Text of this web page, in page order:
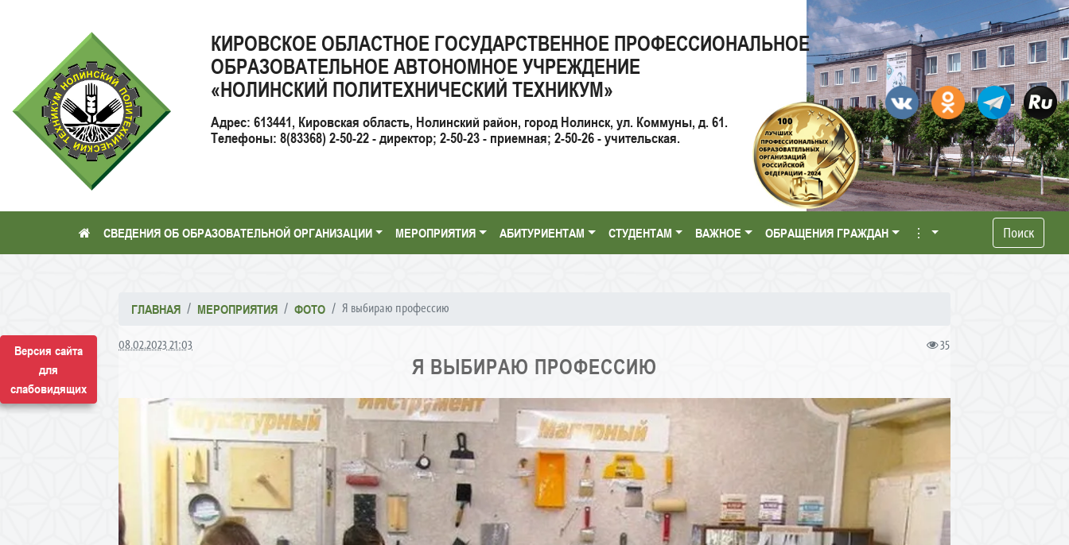
Версия сайта
для
слабовидящих
КИРОВСКОЕ ОБЛАСТНОЕ ГОСУДАРСТВЕННОЕ ПРОФЕССИОНАЛЬНОЕ
ОБРАЗОВАТЕЛЬНОЕ АВТОНОМНОЕ УЧРЕЖДЕНИЕ
«НОЛИНСКИЙ ПОЛИТЕХНИЧЕСКИЙ ТЕХНИКУМ»
Адрес: 613441, Кировская область, Нолинский район, город Нолинск, ул. Коммуны, д. 61.
Телефоны: 8(83368) 2-50-22 - директор; 2-50-23 - приемная; 2-50-26 - учительская.
СВЕДЕНИЯ ОБ ОБРАЗОВАТЕЛЬНОЙ ОРГАНИЗАЦИИ МЕРОПРИЯТИЯ АБИТУРИЕНТАМ СТУДЕНТАМ ВАЖНОЕ ОБРАЩЕНИЯ ГРАЖДАН ⋮ Поиск
ГЛАВНАЯ МЕРОПРИЯТИЯ ФОТО Я выбираю профессию
08.02.2023 21:03 35
Я ВЫБИРАЮ ПРОФЕССИЮ